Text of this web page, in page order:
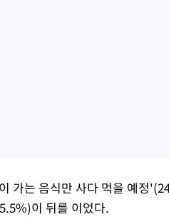
가는 음식만 사다 먹을 예정
이 뒤를 이었다.